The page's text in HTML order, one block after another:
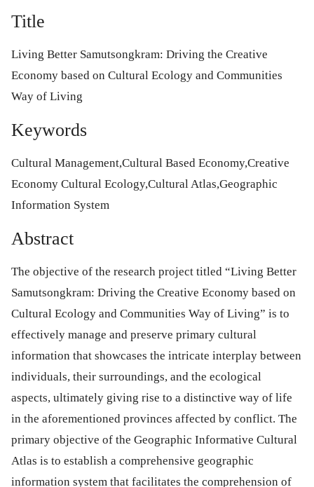
Title
Living Better Samutsongkram: Driving the Creative
Economy based on Cultural Ecology and Communities
Way of Living
Keywords
Cultural Management,Cultural Based Economy,Creative
Economy Cultural Ecology,Cultural Atlas,Geographic
Information System
Abstract
The objective of the research project titled “Living Better
Samutsongkram: Driving the Creative Economy based on
Cultural Ecology and Communities Way of Living” is to
effectively manage and preserve primary cultural
information that showcases the intricate interplay between
individuals, their surroundings, and the ecological
aspects, ultimately giving rise to a distinctive way of life
in the aforementioned provinces affected by conflict. The
primary objective of the Geographic Informative Cultural
Atlas is to establish a comprehensive geographic
information system that facilitates the comprehension of